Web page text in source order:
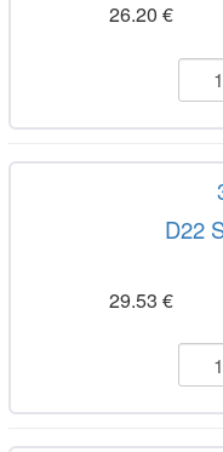
26.20 €
D22
29.53 €